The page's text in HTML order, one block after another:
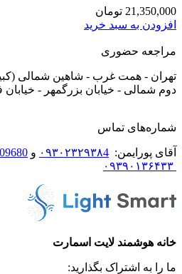
21,350,000 تومان
افزودن به سبد خرید
مراجعه حضوری
تهران - همت غرب - شاهین شمالی
دوم شمالی - خیابان بزرگمهر -
شماره‌های تماس
آقای پورایمن: ۰۹۳۰۲۳۲۹۳۸4 و
خانه هوشمند لایت اسمارت
ما را به اشتراک بگذارید: